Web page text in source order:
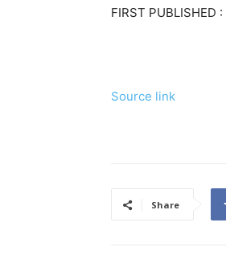
FIRST PUBLISHED :
Source link
Share